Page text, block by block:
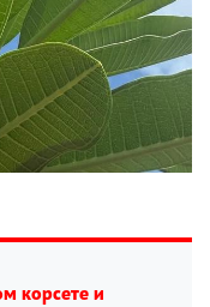
корсете и